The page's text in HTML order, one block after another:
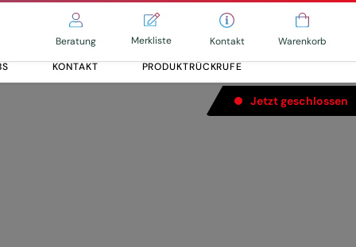
Beratung Merkliste Kontakt
Warenkorb
KONTAKT PRODUKTRÜCKRUFE
Jetzt geschlossen